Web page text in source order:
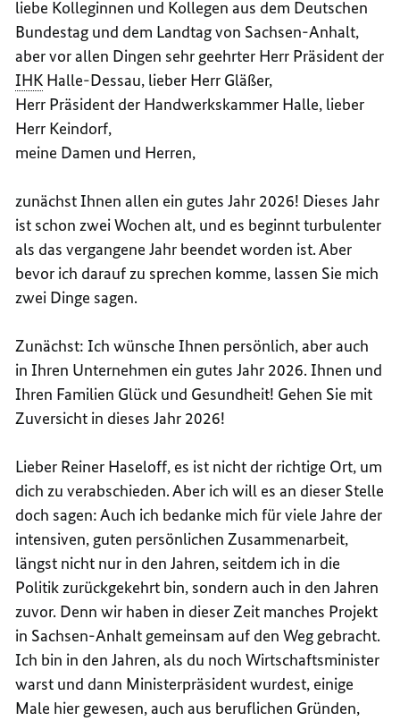
liebe Kolleginnen und Kollegen aus dem Deutschen
Bundestag und dem Landtag von Sachsen-Anhalt,
aber vor allen Dingen sehr geehrter Herr Präsident der
IHK Halle-Dessau, lieber Herr Gläßer,
Herr Präsident der Handwerkskammer Halle, lieber
Herr Keindorf,
meine Damen und Herren,
zunächst Ihnen allen ein gutes Jahr 2026! Dieses Jahr
ist schon zwei Wochen alt, und es beginnt turbulenter
als das vergangene Jahr beendet worden ist. Aber
bevor ich darauf zu sprechen komme, lassen Sie mich
zwei Dinge sagen.
Zunächst: Ich wünsche Ihnen persönlich, aber auch
in Ihren Unternehmen ein gutes Jahr 2026. Ihnen und
Ihren Familien Glück und Gesundheit! Gehen Sie mit
Zuversicht in dieses Jahr 2026!
Lieber Reiner Haseloff, es ist nicht der richtige Ort, um
dich zu verabschieden. Aber ich will es an dieser Stelle
doch sagen: Auch ich bedanke mich für viele Jahre der
intensiven, guten persönlichen Zusammenarbeit,
längst nicht nur in den Jahren, seitdem ich in die
Politik zurückgekehrt bin, sondern auch in den Jahren
zuvor. Denn wir haben in dieser Zeit manches Projekt
in Sachsen-Anhalt gemeinsam auf den Weg gebracht.
Ich bin in den Jahren, als du noch Wirtschaftsminister
warst und dann Ministerpräsident wurdest, einige
Male hier gewesen, auch aus beruflichen Gründen,